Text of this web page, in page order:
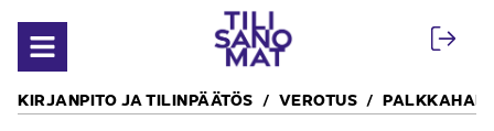
Avaa valikko
KIRJANPITO JA TILINPÄÄTÖS VEROTUS